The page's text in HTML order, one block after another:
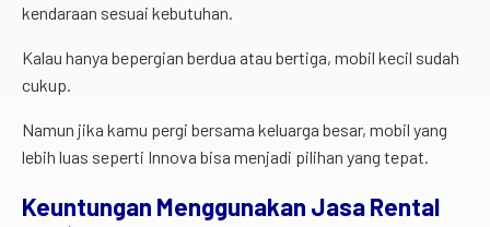
kendaraan sesuai kebutuhan.
Kalau hanya bepergian berdua atau bertiga, mobil kecil sudah
cukup.
Namun jika kamu pergi bersama keluarga besar, mobil yang
lebih luas seperti Innova bisa menjadi pilihan yang tepat.
Keuntungan Menggunakan JasaRental